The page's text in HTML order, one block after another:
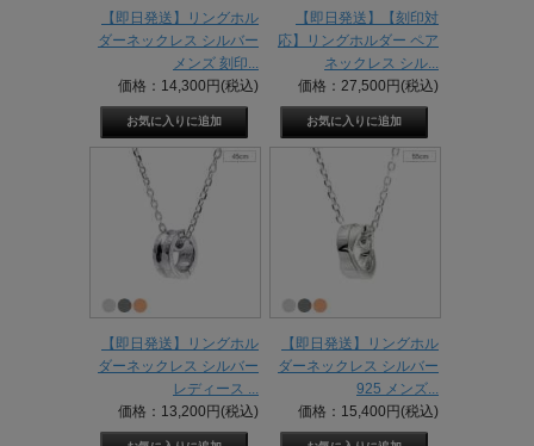
【即日発送】リングホル
ダーネックレス シルバー
メンズ 刻印...
価格：14,300円(税込)
【即日発送】【刻印対
応】リングホルダー ペア
ネックレス シル...
価格：27,500円(税込)
【即日発送】リングホル
ダーネックレス シルバー
レディース ...
価格：13,200円(税込)
【即日発送】リングホル
ダーネックレス シルバー
925 メンズ...
価格：15,400円(税込)